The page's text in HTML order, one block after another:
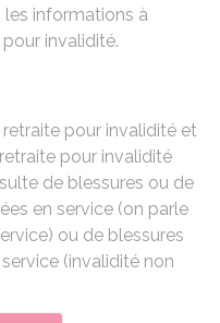
informations à
invalidité.
pour invalidité et
pour invalidité
de blessures ou de
en service (on parle
ou de blessures
(invalidité non